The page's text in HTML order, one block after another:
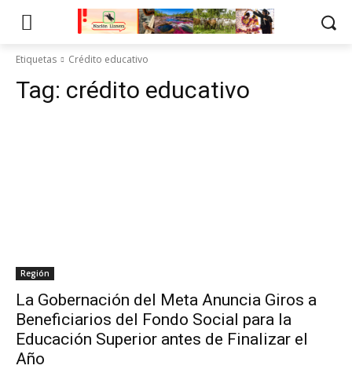
Etiquetas Crédito educativo
Tag: crédito educativo
Región
La Gobernación del Meta Anuncia Giros a
Beneficiarios del Fondo Social para la
Educación Superior antes de Finalizar el
Año